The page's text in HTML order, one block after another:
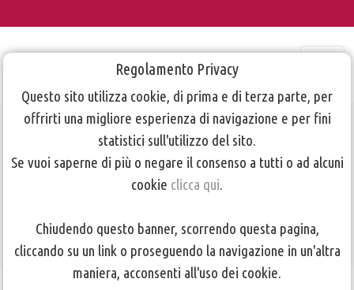
Regolamento Privacy
Questo sito utilizza cookie, di prima e di terza parte, per
offrirti una migliore esperienza di navigazione e per fini
statistici sull'utilizzo del sito.
Se vuoi saperne di più o negare il consenso a tutti o ad alcuni
cookie clicca qui.
Chiudendo questo banner, scorrendo questa pagina,
cliccando su un link o proseguendo la navigazione in un'altra
maniera, acconsenti all'uso dei cookie.
Locandina
Corso di Video
TORNA ALLA PAGINA PRECEDENTE